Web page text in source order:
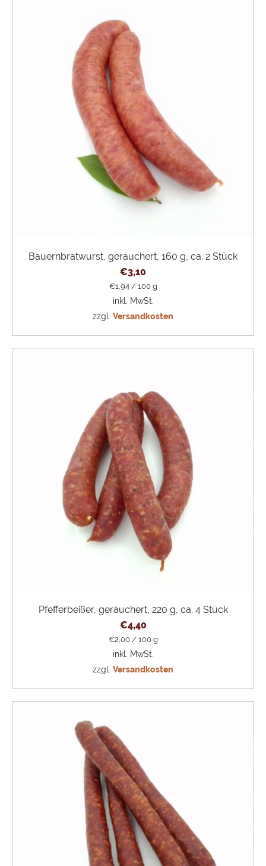
Bauernbratwurst, geräuchert, 160 g, ca. 2 Stück
€3,10
€1,94/ 100 g
inkl. MwSt.
zzgl. Versandkosten
Pfefferbeißer, geräuchert, 220 g, ca. 4 Stück
€4,40
€2,00/ 100 g
inkl. MwSt.
zzgl. Versandkosten